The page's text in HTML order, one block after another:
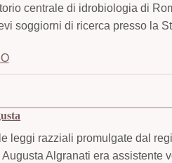
centrale di idrobiologia di
soggiorni di ricerca presso la
leggi razziali promulgate dal
Algranati era assistente